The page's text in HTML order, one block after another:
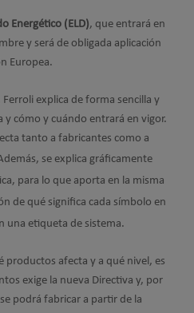
Energético (ELD), que entrará en
y será de obligada aplicación
Europea.
explica de forma sencilla y
y cómo y cuándo entrará en vigor.
tanto a fabricantes como a
se explica gráficamente
para lo que aporta en la misma
de qué significa cada símbolo en
una etiqueta de sistema.
productos afecta y a qué nivel, es
exige la nueva Directiva y, por
podrá fabricar a partir de la